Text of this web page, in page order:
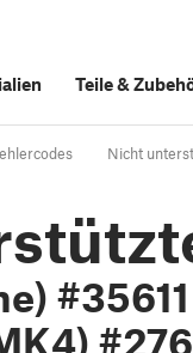
Teile&
Nicht